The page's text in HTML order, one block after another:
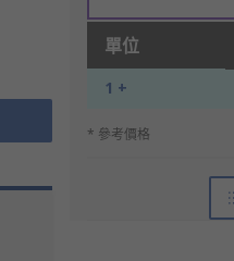
單位
1 +
* 參考價格